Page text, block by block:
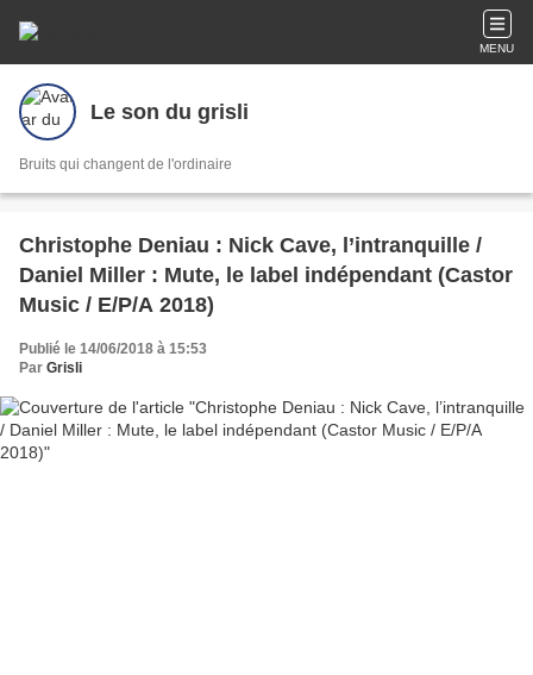
MENU
Le son du grisli
Bruits qui changent de l'ordinaire
Christophe Deniau : Nick Cave, l’intranquille /
Daniel Miller : Mute, le label indépendant (Castor
Music / E/P/A 2018)
Publié le 14/06/2018 à 15:53
Par Grisli